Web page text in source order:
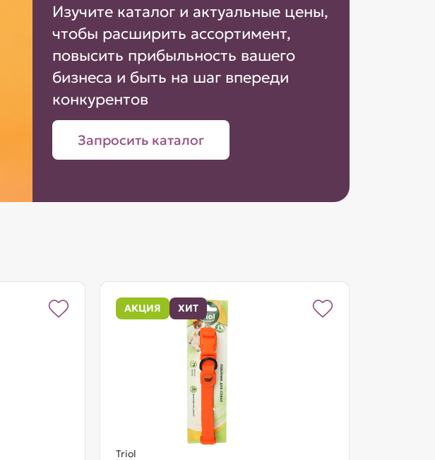
Изучите каталог и актуальные цены,
чтобы расширить ассортимент,
повысить прибыльность вашего
бизнеса и быть на шаг впереди
конкурентов
Запросить каталог
АКЦИЯ ХИТ
Triol